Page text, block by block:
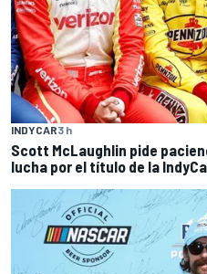
INDYCAR3 h
Scott McLaughlin pide
lucha por el título de la